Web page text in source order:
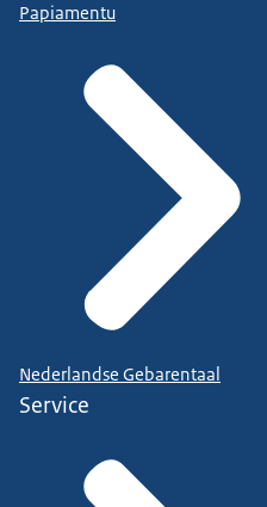
Papiamentu
Nederlandse Gebarentaal
Service